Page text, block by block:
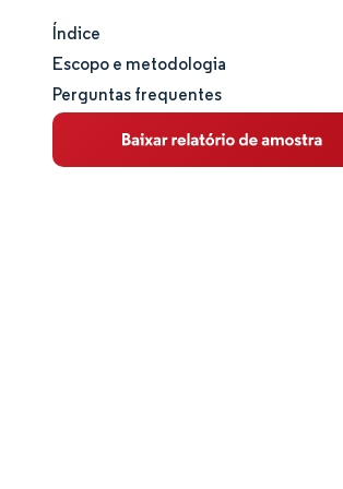
Tamanho e participação de mercado
Análise de mercado
Tendências e insights
Índice
Escopo e metodologia
Perguntas frequentes